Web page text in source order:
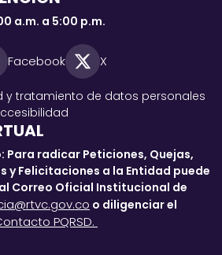
a.m. a 5:00 p.m.
Facebook X
y tratamiento de datos personales
Para radicar Peticiones, Quejas,
y Felicitaciones a la Entidad puede
Correo Oficial Institucional de
o diligenciar el
PQRSD.